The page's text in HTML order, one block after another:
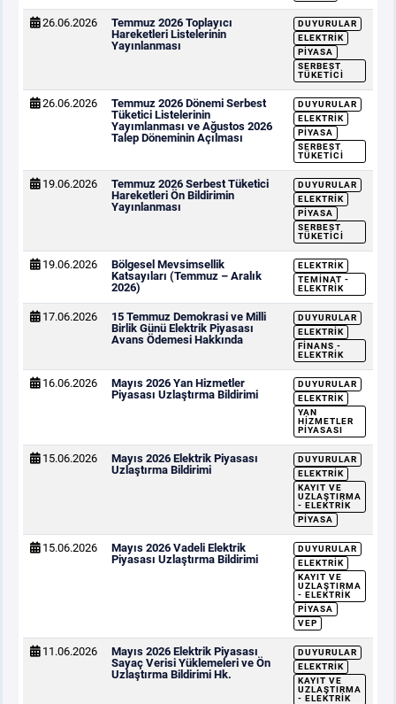
26.06.2026
Temmuz 2026 Toplayıcı
Hareketleri Listelerinin
Yayınlanması
DUYURULAR
ELEKTRIK
PIYASA
SERBEST
TÜKETICI
26.06.2026
Temmuz 2026 Dönemi Serbest
Tüketici Listelerinin
Yayımlanması ve Ağustos 2026
Talep Döneminin Açılması
DUYURULAR
ELEKTRIK
PIYASA
SERBEST
TÜKETICI
19.06.2026
Temmuz 2026 Serbest Tüketici
Hareketleri Ön Bildirimin
Yayınlanması
DUYURULAR
ELEKTRIK
PIYASA
SERBEST
TÜKETICI
19.06.2026
Bölgesel Mevsimsellik
Katsayıları (Temmuz – Aralık
2026)
ELEKTRIK
TEMINAT -
ELEKTRIK
17.06.2026
15 Temmuz Demokrasi ve Milli
Birlik Günü Elektrik Piyasası
Avans Ödemesi Hakkında
DUYURULAR
ELEKTRIK
FINANS -
ELEKTRIK
16.06.2026
Mayıs 2026 Yan Hizmetler
Piyasası Uzlaştırma Bildirimi
DUYURULAR
ELEKTRIK
YAN
HIZMETLER
PIYASASI
15.06.2026
Mayıs 2026 Elektrik Piyasası
Uzlaştırma Bildirimi
DUYURULAR
ELEKTRIK
KAYIT VE
UZLAŞTIRMA
- ELEKTRIK
PIYASA
15.06.2026
Mayıs 2026 Vadeli Elektrik
Piyasası Uzlaştırma Bildirimi
DUYURULAR
ELEKTRIK
KAYIT VE
UZLAŞTIRMA
- ELEKTRIK
PIYASA
VEP
11.06.2026
Mayıs 2026 Elektrik Piyasası
Sayaç Verisi Yüklemeleri ve Ön
Uzlaştırma Bildirimi Hk.
DUYURULAR
ELEKTRIK
KAYIT VE
UZLAŞTIRMA
- ELEKTRIK